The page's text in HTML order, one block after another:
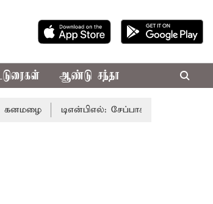
ஆண்டு சந்தா
டிஎன்பிஎல்: சேப்பாக் பந்து வீச்சு தேர்வு